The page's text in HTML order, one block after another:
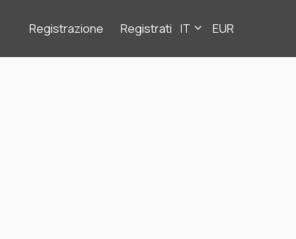
Registrazione Registrati IT EUR